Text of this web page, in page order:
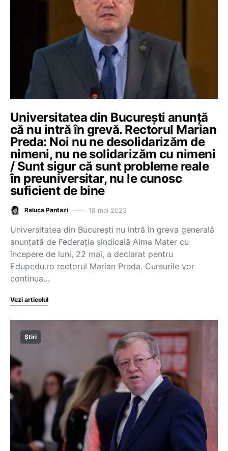
Universitatea din București anunță
că nu intră în grevă. Rectorul Marian
Preda: Noi nu ne desolidarizăm de
nimeni, nu ne solidarizăm cu nimeni
/ Sunt sigur că sunt probleme reale
în preuniversitar, nu le cunosc
suficient de bine
Raluca Pantazi 18 mai 2023
Universitatea din București nu intră în greva generală
anunțată de Federația sindicală Alma Mater cu
începere de luni, 22 mai, a declarat pentru
Edupedu.ro rectorul Marian Preda. Cursurile vor
continua…
Vezi articolul
Știri